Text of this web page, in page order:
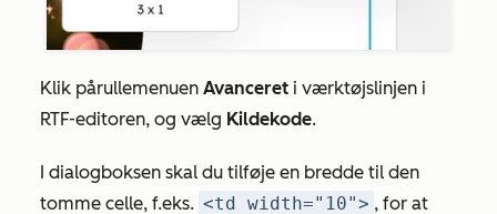
Klik pårullemenuen Avanceret i værktøjslinjen i
RTF-editoren, og vælg Kildekode.
I dialogboksen skal du tilføje en bredde til den
tomme celle, f.eks. <td width="10"> , for at